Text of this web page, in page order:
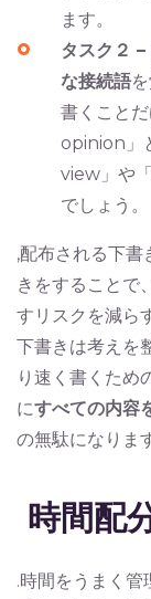
ます。
タスク２
な接続語
書くこと
opinion」
view」や
でしょう。
,配布される下
きをすることで
すリスクを減ら
下書きは考えを
り速く書くため
にすべての内容
の無駄になりま
時間配
.時間をうまく